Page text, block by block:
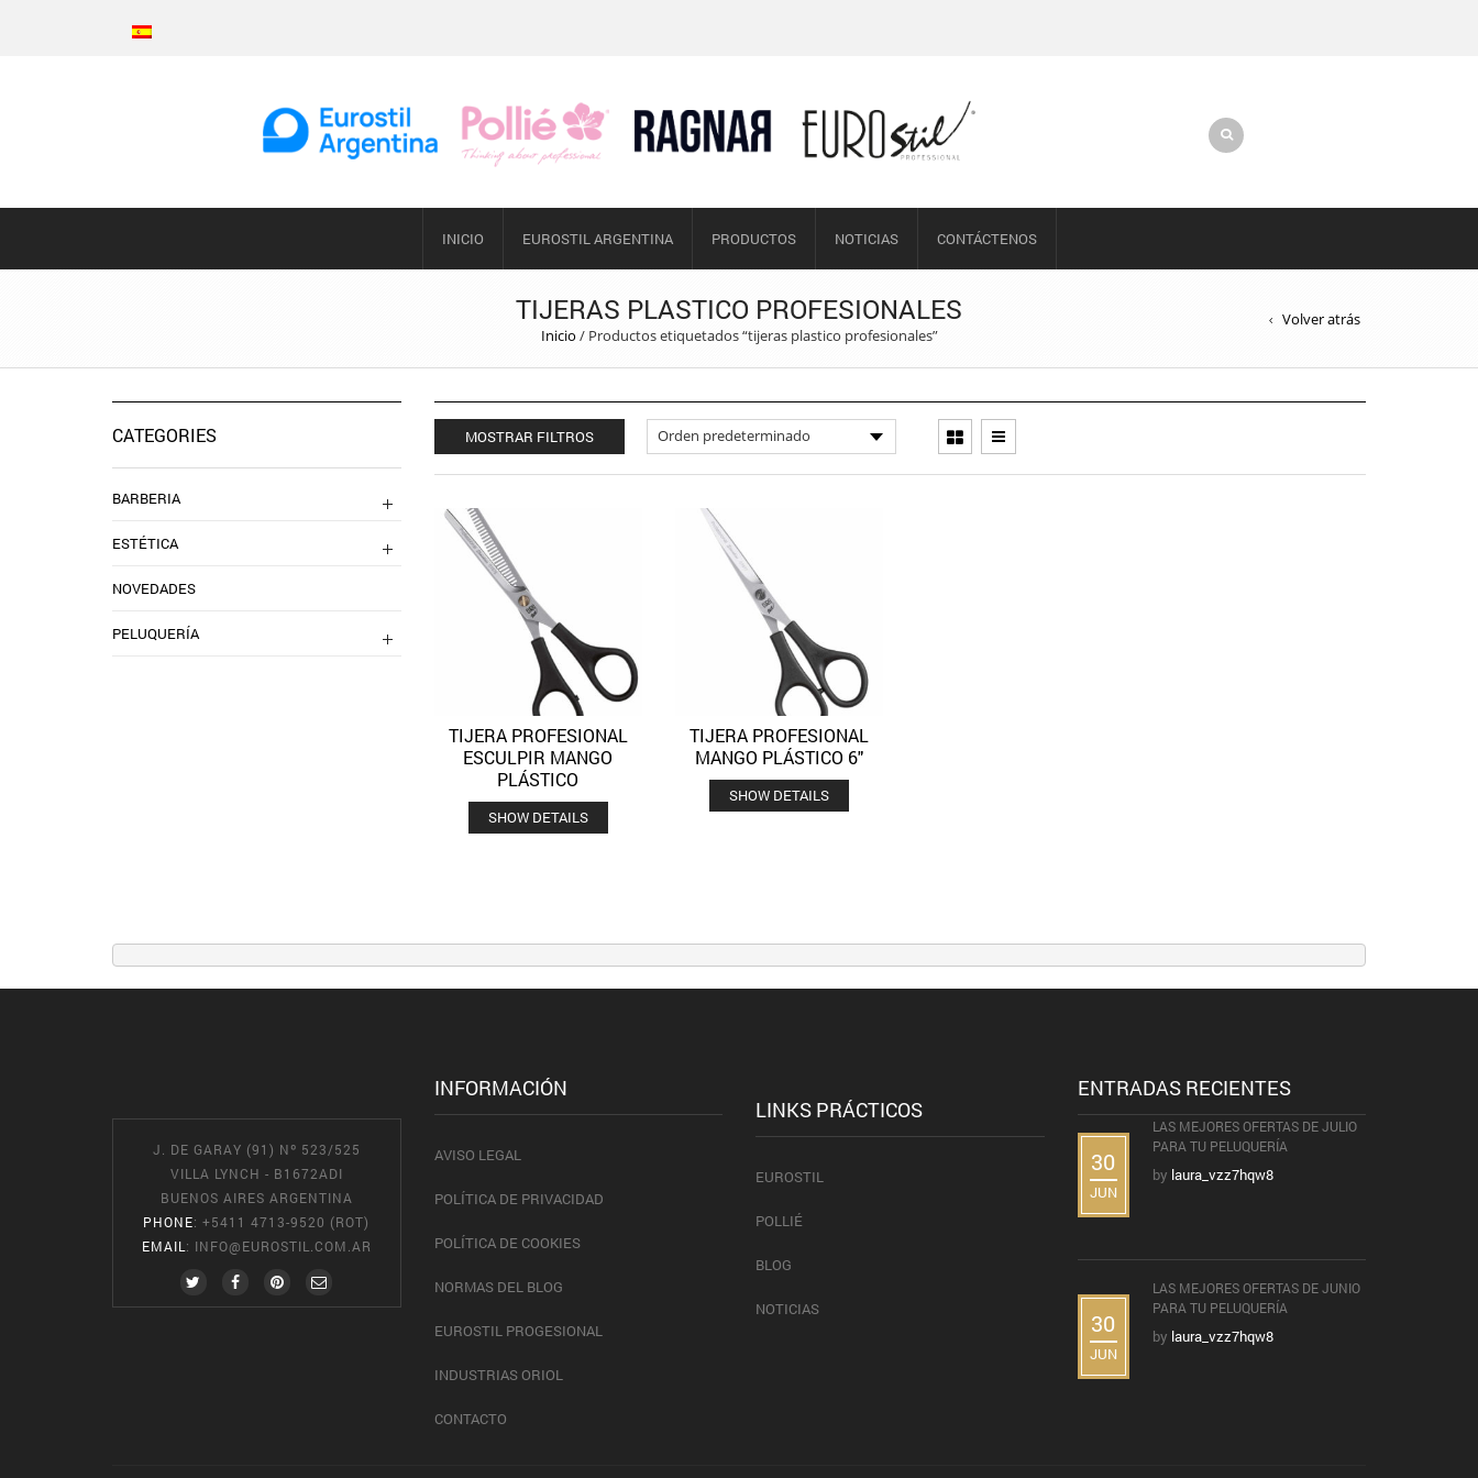
INICIO EUROSTIL ARGENTINA PRODUCTOS NOTICIAS CONTÁCTENOS
TIJERAS PLASTICO PROFESIONALES
Inicio/ Productos etiquetados “tijeras plastico profesionales”
Volver atrás
MOSTRAR FILTROS
Añadir a la lista de deseos Quick View
TIJERA PROFESIONAL
ESCULPIR MANGO
PLÁSTICO
SHOW DETAILS
Añadir a la lista de deseos Quick View
TIJERA PROFESIONAL
MANGO PLÁSTICO 6″
SHOW DETAILS
CATEGORIES
BARBERIA
ESTÉTICA
NOVEDADES
PELUQUERÍA
J. DE GARAY (91) Nº 523/525
VILLA LYNCH - B1672ADI
BUENOS AIRES ARGENTINA
PHONE: +5411 4713-9520 (ROT)
EMAIL: INFO@EUROSTIL.COM.AR
INFORMACIÓN
AVISO LEGAL
POLÍTICA DE PRIVACIDAD
POLÍTICA DE COOKIES
NORMAS DEL BLOG
EUROSTIL PROGESIONAL
INDUSTRIAS ORIOL
CONTACTO
LINKS PRÁCTICOS
EUROSTIL
POLLIÉ
BLOG
NOTICIAS
ENTRADAS RECIENTES
30
JUN
LAS MEJORES OFERTAS DE JULIO
PARA TU PELUQUERÍA
by laura_vzz7hqw8
30
JUN
LAS MEJORES OFERTAS DE JUNIO
PARA TU PELUQUERÍA
by laura_vzz7hqw8